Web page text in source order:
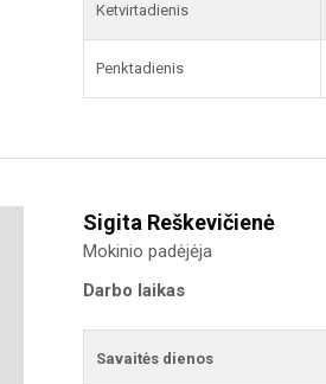
Ketvirtadienis
Penktadienis
Sigita Reškevičienė
Mokinio padėjėja
Darbo laikas
Savaitės dienos